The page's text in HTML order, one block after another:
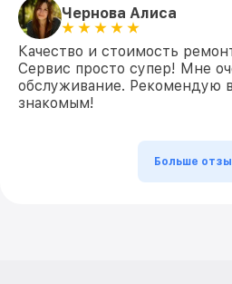
Чернова Алиса
Качество и стоимость
Сервис просто супер! Мне
обслуживание. Рекомендую
знакомым!
Больше